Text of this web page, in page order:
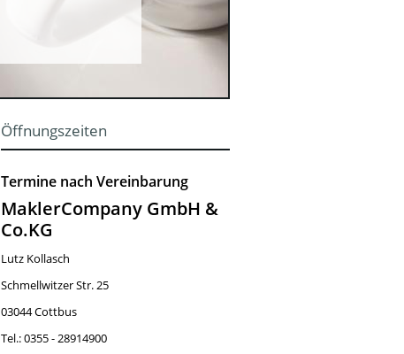
Öffnungszeiten
Termine nach Vereinbarung
MaklerCompany GmbH &
Co.KG
Lutz Kollasch
Schmellwitzer Str. 25
03044 Cottbus
Tel.: 0355 - 28914900